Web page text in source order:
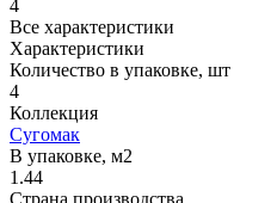
4
Все характеристики
Характеристики
Количество в упаковке, шт
4
Коллекция
Сугомак
В упаковке, м2
1.44
Страна производства